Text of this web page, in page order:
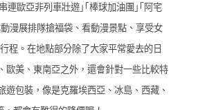
連歐亞非列車壯遊｣｢棒球加油團｣｢阿宅
漫展排隊搶福袋、看動漫景點、享受女
程。在地點部分除了大家平常愛去的日
歐美、東南亞之外，還會針對一些比較特
遊包裝，像是克羅埃西亞、冰島、西藏、